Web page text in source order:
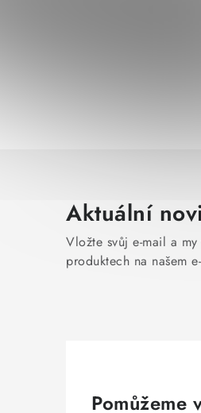
Aktuální
Vložte svůj e-mail a
produktech na našem
Pomůžeme